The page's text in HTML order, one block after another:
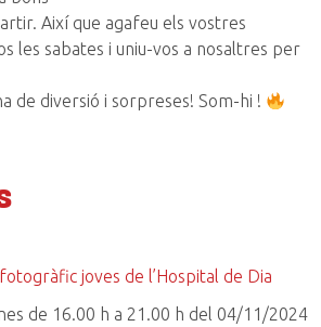
Així que agafeu els vostres
les sabates i uniu-vos a nosaltres per
de diversió i sorpreses! Som-hi !
joves de l’Hospital de Dia
de 16.00 h a 21.00 h del 04/11/2024